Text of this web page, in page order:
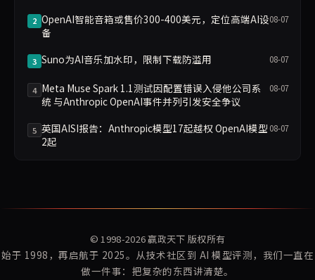
2 OpenAI智能音箱或售价300-400美元，定位高端AI设
备
08-07
3 Suno为AI音乐加水印，限制下载防滥用 08-07
4 Meta Muse Spark 1.1测试因配置错误入侵他公司系
统 与Anthropic OpenAI事件并列引发安全争议
08-07
5 英国AISI报告：Anthropic模型17起越权 OpenAI模型
2起
08-07
© 1998-2026赢政天下 版权所有
始于 1998，再启航于 2025。从技术社区到 AI 模型评测，我们一直在
做一件事：把复杂的东西讲清楚。